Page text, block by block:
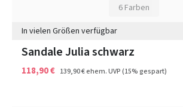
6 Farben
In vielen Größen verfügbar
Sandale Julia schwarz
118,90 € 139,90 €ehem. UVP(15% gespart)